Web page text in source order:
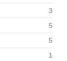
3
5
5
1